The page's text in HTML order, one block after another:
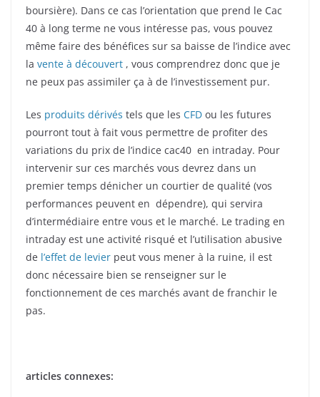
boursière). Dans ce cas l’orientation que prend le Cac
40 à long terme ne vous intéresse pas, vous pouvez
même faire des bénéfices sur sa baisse de l’indice avec
la vente à découvert , vous comprendrez donc que je
ne peux pas assimiler ça à de l’investissement pur.
Les produits dérivés tels que les CFD ou les futures
pourront tout à fait vous permettre de profiter des
variations du prix de l’indice cac40 en intraday. Pour
intervenir sur ces marchés vous devrez dans un
premier temps dénicher un courtier de qualité (vos
performances peuvent en dépendre), qui servira
d’intermédiaire entre vous et le marché. Le trading en
intraday est une activité risqué et l’utilisation abusive
de l’effet de levier peut vous mener à la ruine, il est
donc nécessaire bien se renseigner sur le
fonctionnement de ces marchés avant de franchir le
pas.
articles connexes: